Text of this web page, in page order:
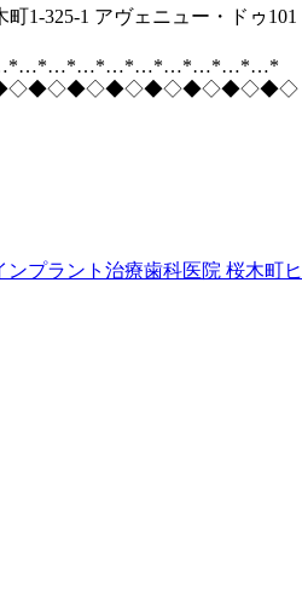
1-325-1 アヴェニュー・ドゥ101